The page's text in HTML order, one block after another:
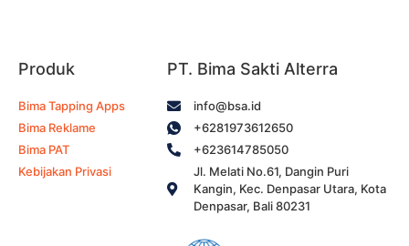
Produk
Bima Tapping Apps
Bima Reklame
Bima PAT
Kebijakan Privasi
PT. Bima Sakti Alterra
info@bsa.id
+6281973612650
+623614785050
Jl. Melati No.61, Dangin Puri
Kangin, Kec. Denpasar Utara, Kota
Denpasar, Bali 80231